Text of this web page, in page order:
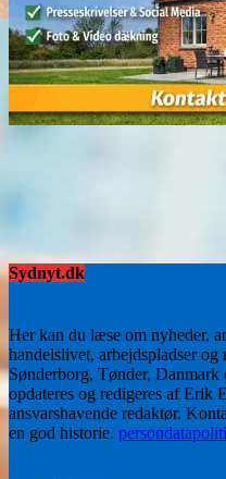
Sydnyt.dk
Her kan du læse om nyheder,
handelslivet, arbejdspladser og
Sønderborg, Tønder,
opdateres og redigeres af Erik
ansvarshavende redaktør.
en god historie.